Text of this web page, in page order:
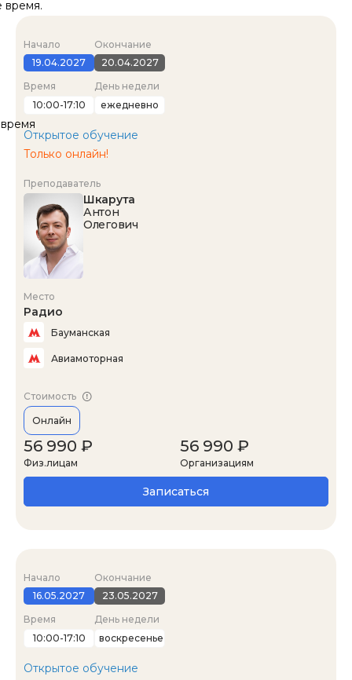
время.
Начало
19.04.2027
Окончание
20.04.2027
Время
10:00-17:10
День недели
ежедневно
Открытое обучение
Только онлайн!
Преподаватель
Шкарута
Антон
Олегович
Место
Радио
Бауманская
Авиамоторная
Стоимость
Онлайн
56 990 ₽
Физ.лицам
56 990 ₽
Организациям
Записаться
Начало
16.05.2027
Окончание
23.05.2027
Время
10:00-17:10
День недели
воскресенье
Открытое обучение